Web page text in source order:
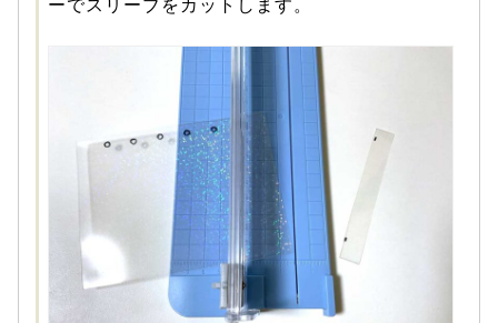
ーでスリーブをカットします。